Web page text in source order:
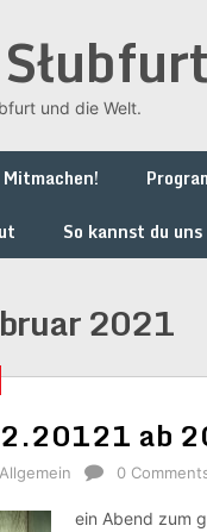
und die Welt.
Mitmachen!
So kannst du
2021
ab
Allgemein 0
ein Abend zum